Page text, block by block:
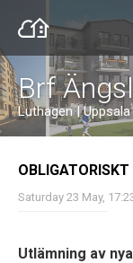
Brf
Luthagen | Uppsala
Saturday 23 May,
Utlämning av